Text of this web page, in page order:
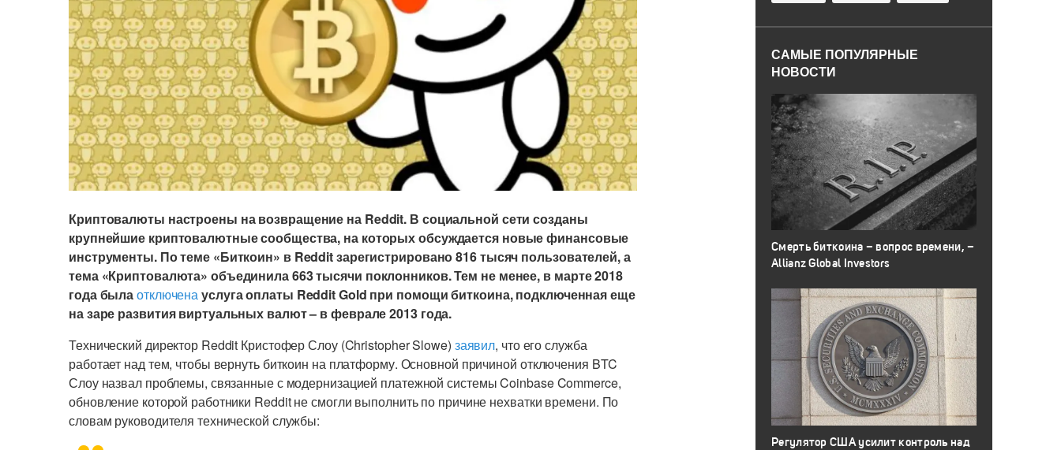
Криптовалюты настроены на возвращение на Reddit. В социальной сети созданы
крупнейшие криптовалютные сообщества, на которых обсуждается новые финансовые
инструменты. По теме «Биткоин» в Reddit зарегистрировано 816 тысяч пользователей, а
тема «Криптовалюта» объединила 663 тысячи поклонников. Тем не менее, в марте 2018
года былаотключена услуга оплаты Reddit Gold при помощи биткоина, подключенная еще
на заре развития виртуальных валют – в феврале 2013 года.
Технический директор Reddit Кристофер Слоу (Christopher Slowe) заявил, что его служба
работает над тем, чтобы вернуть биткоин на платформу. Основной причиной отключения BTC
Слоу назвал проблемы, связанные с модернизацией платежной системы Coinbase Commerce,
обновление которой работники Reddit не смогли выполнить по причине нехватки времени. По
словам руководителя технической службы:
САМЫЕ ПОПУЛЯРНЫЕ
НОВОСТИ
Смерть биткоина – вопрос времени, –
Allianz Global Investors
Регулятор США усилит контроль над